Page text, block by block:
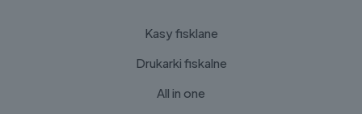
Kasy fisklane
Drukarki fiskalne
All in one